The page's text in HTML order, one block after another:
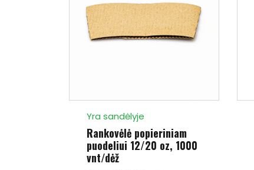
Yra sandėlyje
Rankovėlė popieriniam
puodeliui 12/20 oz, 1000
vnt/dėž